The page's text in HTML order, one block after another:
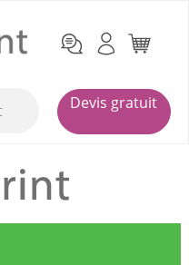
Devis gratuit